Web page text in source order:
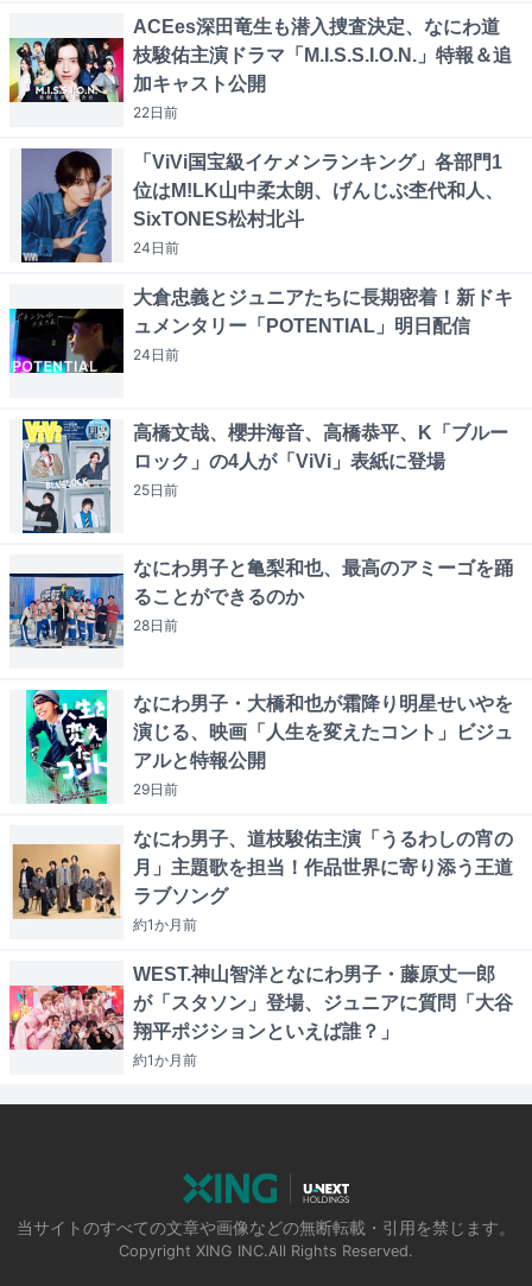
ACEes深田竜生も潜入捜査決定、なにわ道
枝駿佑主演ドラマ「M.I.S.S.I.O.N.」特報＆追
加キャスト公開
22日前
「ViVi国宝級イケメンランキング」各部門1
位はM!LK山中柔太朗、げんじぶ杢代和人、
SixTONES松村北斗
24日前
大倉忠義とジュニアたちに長期密着！新ドキ
ュメンタリー「POTENTIAL」明日配信
24日前
高橋文哉、櫻井海音、高橋恭平、K「ブルー
ロック」の4人が「ViVi」表紙に登場
25日前
なにわ男子と亀梨和也、最高のアミーゴを踊
ることができるのか
28日前
なにわ男子・大橋和也が霜降り明星せいやを
演じる、映画「人生を変えたコント」ビジュ
アルと特報公開
29日前
なにわ男子、道枝駿佑主演「うるわしの宵の
月」主題歌を担当！作品世界に寄り添う王道
ラブソング
約1か月前
WEST.神山智洋となにわ男子・藤原丈一郎
が「スタソン」登場、ジュニアに質問「大谷
翔平ポジションといえば誰？」
約1か月前
当サイトのすべての文章や画像などの無断転載・引用を禁じます。
Copyright XING INC.All Rights Reserved.